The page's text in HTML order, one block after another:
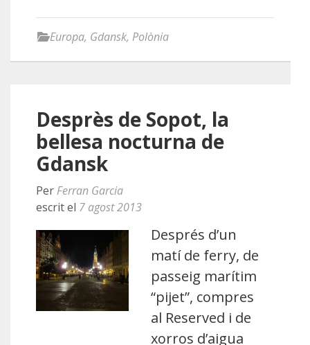
Europa, Gdansk, Polònia
Desprès de Sopot, la
bellesa nocturna de
Gdansk
Per Ferran Garcia
escrit el 7 agost 2013
Després d’un
matí de ferry, de
passeig marítim
“pijet”, compres
al Reserved i de
xorros d’aigua